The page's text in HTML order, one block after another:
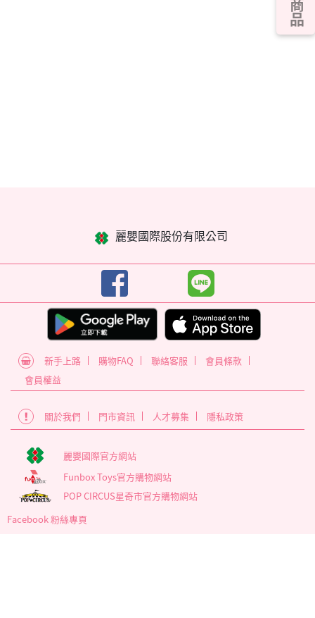
麗嬰國際股份有限公司
新手上路 購物FAQ 聯絡客服
會員條款
會員權益
關於我們 門市資訊 人才募集 隱私政策
麗嬰國際官方網站
Funbox Toys官方購物網站
POP CIRCUS星奇市官方購物網站
Facebook 粉絲專頁